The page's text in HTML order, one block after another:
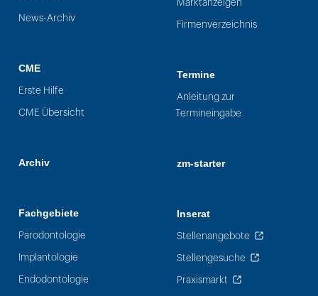
News-Archiv
CME
Erste Hilfe
CME Übersicht
Archiv
Fachgebiete
Parodontologie
Implantologie
Endodontologie
Marktanzeigen
Firmenverzeichnis
Termine
Anleitung zur
Termineingabe
zm-starter
Inserat
Stellenangebote
Stellengesuche
Praxismarkt